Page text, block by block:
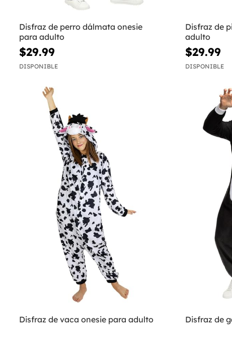
Disfraz de perro dálmata onesie
para adulto
$29.99
DISPONIBLE
Disfraz de
adulto
$29.99
DISPONIBLE
Disfraz de vaca onesie para adulto Disfraz de